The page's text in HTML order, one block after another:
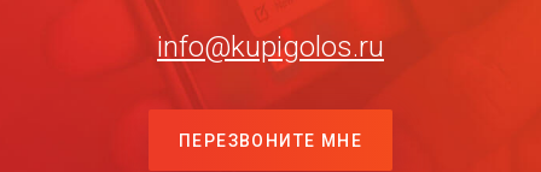
info@kupigolos.ru
ПЕРЕЗВОНИТЕ МНЕ